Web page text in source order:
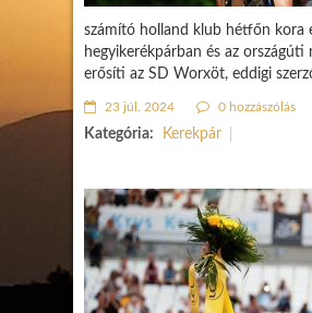
számító holland klub hétfőn kora
hegyikerékpárban és az
erősíti az SD Worxöt, eddigi
23 júl. 2024 0 hozzászólás
Kategória: Kerekpár